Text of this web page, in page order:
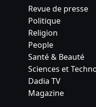
Revue de presse
Politique
Religion
People
Santé & Beauté
Sciences et
Dadia TV
Magazine